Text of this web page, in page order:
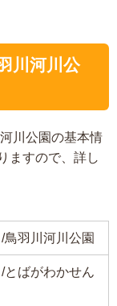
川河川公
川公園の基本情
ますので、詳し
羽川河川公園
ばがわかせん